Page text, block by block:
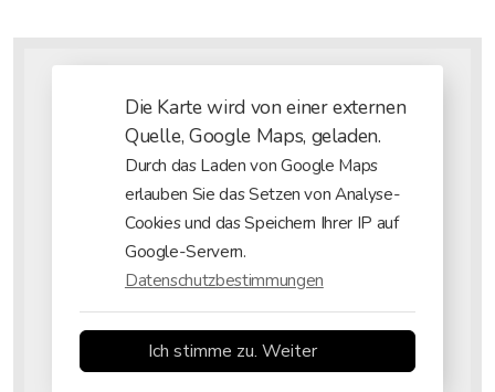
Die Karte wird von einer externen
Quelle, Google Maps, geladen.
Durch das Laden von Google Maps
erlauben Sie das Setzen von Analyse-
Cookies und das Speichern Ihrer IP auf
Google-Servern.
Datenschutzbestimmungen
Ich stimme zu. Weiter